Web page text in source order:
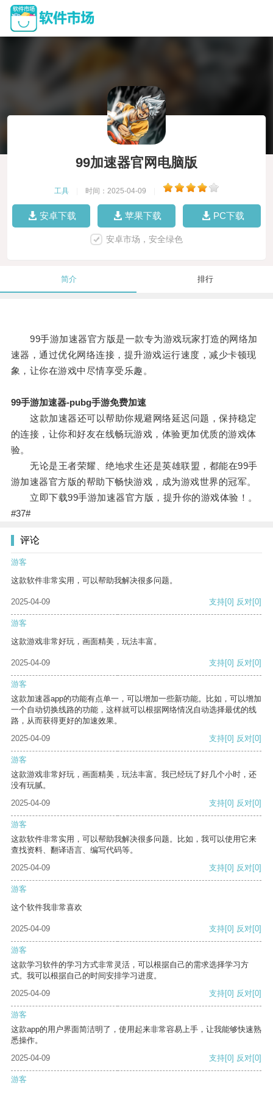
99加速器官网电脑版
工具 时间：2025-04-09
安卓下载 苹果下载 PC下载
安卓市场，安全绿色
简介 排行
99手游加速器官方版是一款专为游戏玩家打造的网络加
速器，通过优化网络连接，提升游戏运行速度，减少卡顿现
象，让你在游戏中尽情享受乐趣。
99手游加速器-pubg手游免费加速
这款加速器还可以帮助你规避网络延迟问题，保持稳定
的连接，让你和好友在线畅玩游戏，体验更加优质的游戏体
验。
无论是王者荣耀、绝地求生还是英雄联盟，都能在99手
游加速器官方版的帮助下畅快游戏，成为游戏世界的冠军。
立即下载99手游加速器官方版，提升你的游戏体验！。
#37#
评论
游客
这款软件非常实用，可以帮助我解决很多问题。
2025-04-09 支持[0] 反对[0]
游客
这款游戏非常好玩，画面精美，玩法丰富。
2025-04-09 支持[0] 反对[0]
游客
这款加速器app的功能有点单一，可以增加一些新功能。比如，可以增加
一个自动切换线路的功能，这样就可以根据网络情况自动选择最优的线
路，从而获得更好的加速效果。
2025-04-09
支持[0] 反对[0]
游客
这款游戏非常好玩，画面精美，玩法丰富。我已经玩了好几个小时，还
没有玩腻。
2025-04-09
支持[0] 反对[0]
游客
这款软件非常实用，可以帮助我解决很多问题。比如，我可以使用它来
查找资料、翻译语言、编写代码等。
2025-04-09
支持[0] 反对[0]
游客
这个软件我非常喜欢
2025-04-09 支持[0] 反对[0]
游客
这款学习软件的学习方式非常灵活，可以根据自己的需求选择学习方
式。我可以根据自己的时间安排学习进度。
2025-04-09
支持[0] 反对[0]
游客
这款app的用户界面简洁明了，使用起来非常容易上手，让我能够快速熟
悉操作。
2025-04-09
支持[0] 反对[0]
游客